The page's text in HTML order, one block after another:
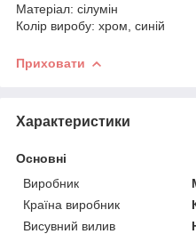
Матеріал: сілумін
Колір виробу: хром, синій
Приховати
Характеристики
Основні
Виробник
Країна виробник
Висувний вилив